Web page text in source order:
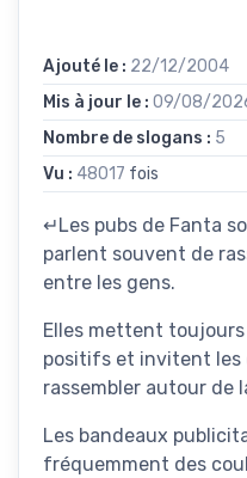
Ajouté le : 22/12/2004
Mis à jour le : 09/08/
Nombre de slogans : 5
Vu : 48017 fois
↵Les pubs de Fanta
parlent souvent de
entre les gens.
Elles mettent
positifs et invitent les
rassembler autour de
Les bandeaux
fréquemment des